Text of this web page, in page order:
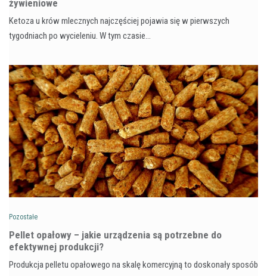
żywieniowe
Ketoza u krów mlecznych najczęściej pojawia się w pierwszych
tygodniach po wycieleniu. W tym czasie…
Pozostałe
Pellet opałowy – jakie urządzenia są potrzebne do
efektywnej produkcji?
Produkcja pelletu opałowego na skalę komercyjną to doskonały sposób